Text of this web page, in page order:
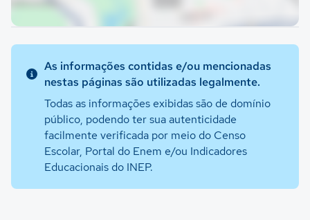
As informações contidas e/ou mencionadas
nestas páginas são utilizadas legalmente.
Todas as informações exibidas são de domínio
público, podendo ter sua autenticidade
facilmente verificada por meio do Censo
Escolar, Portal do Enem e/ou Indicadores
Educacionais do INEP.